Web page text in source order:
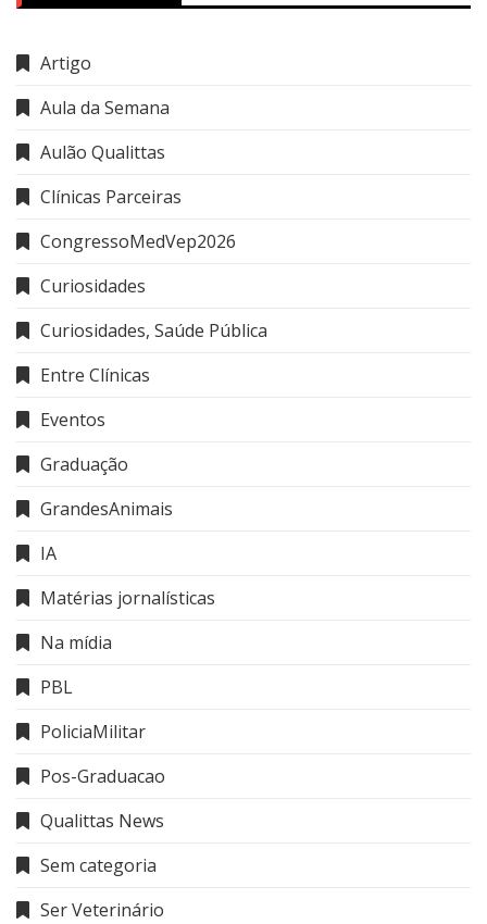
Artigo
Aula da Semana
Aulão Qualittas
Clínicas Parceiras
CongressoMedVep2026
Curiosidades
Curiosidades, Saúde Pública
Entre Clínicas
Eventos
Graduação
GrandesAnimais
IA
Matérias jornalísticas
Na mídia
PBL
PoliciaMilitar
Pos-Graduacao
Qualittas News
Sem categoria
Ser Veterinário